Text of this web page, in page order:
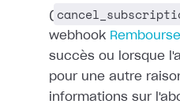
(
webhook
succès ou
lorsque
pour une autre
informations sur